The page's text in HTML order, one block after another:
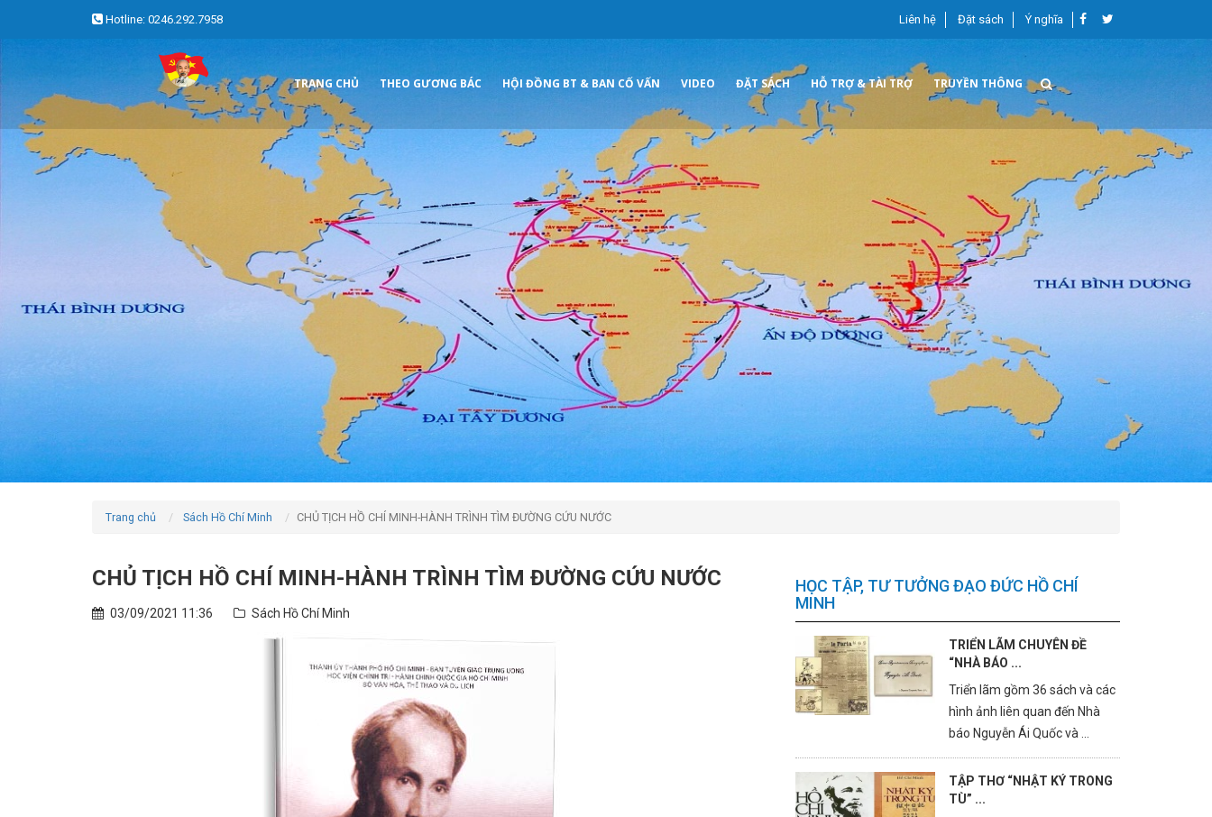
Hotline: 0246.292.7958 Liên hệ Đặt sách Ý nghĩa
TRANG CHỦ THEO GƯƠNG BÁC HỘI ĐỒNG BT & BAN CỐ VẤN VIDEO ĐẶT SÁCH HỖ TRỢ & TÀI TRỢ TRUYỀN THÔNG
Trang chủ Sách Hồ Chí Minh CHỦ TỊCH HỒ CHÍ MINH-HÀNH TRÌNH TÌM ĐƯỜNG CỨU NƯỚC
CHỦ TỊCH HỒ CHÍ MINH-HÀNH TRÌNH TÌM ĐƯỜNG CỨU NƯỚC
03/09/2021 11:36 Sách Hồ Chí Minh
HỌC TẬP, TƯ TƯỞNG ĐẠO ĐỨC HỒ CHÍ
MINH
TRIỂN LÃM CHUYÊN ĐỀ
“NHÀ BÁO ...
Triển lãm gồm 36 sách và các
hình ảnh liên quan đến Nhà
báo Nguyễn Ái Quốc và ...
TẬP THƠ “NHẬT KÝ TRONG
TÙ” ...